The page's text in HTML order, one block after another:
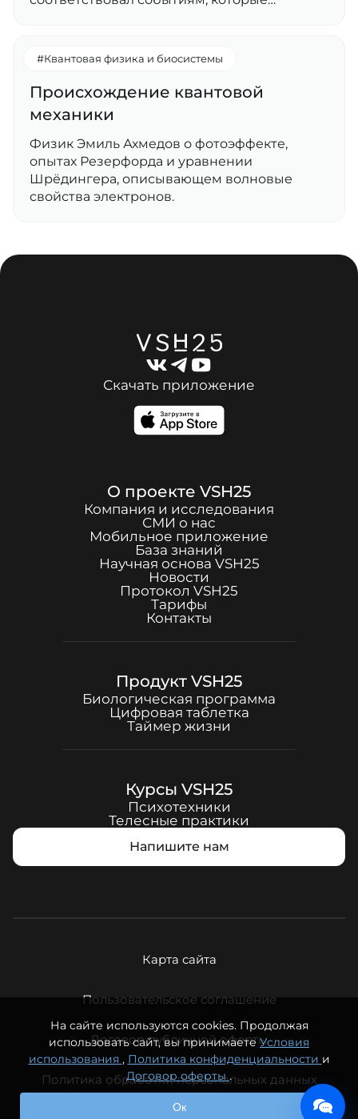
#Квантовая физика и биосистемы
Происхождение квантовой
механики
Физик Эмиль Ахмедов о фотоэффекте,
опытах Резерфорда и уравнении
Шрёдингера, описывающем волновые
свойства электронов.
Скачать приложение
О проекте VSH25
Компания и исследования
СМИ о нас
Мобильное приложение
База знаний
Научная основа VSH25
Новости
Протокол VSH25
Тарифы
Контакты
Продукт VSH25
Биологическая программа
Цифровая таблетка
Таймер жизни
Курсы VSH25
Психотехники
Телесные практики
Напишите нам
Карта сайта
Пользовательское соглашение
Договор публичной оферты
Политика обработки персональных данных
© ООО «Вечная молодость», 2026. Все права защищены.
На сайте используются cookies. Продолжая
использовать сайт, вы принимаетеУсловия
использования , Политика конфиденциальности и
Договор оферты.
Ок